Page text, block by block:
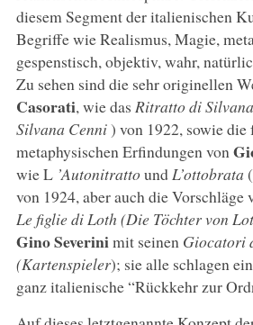
diesem Segment der italienischen
Begriffe wie Realismus, Magie,
gespenstisch, objektiv, wahr,
Zu sehen sind die sehr originellen
Casorati, wie das Ritratto di
Silvana Cenni) von 1922, sowie die
metaphysischen Erfindungen von
wie L ’AutonitrattoundL’ottobrata
von 1924, aber auch die Vorschläge
Le figlie di Loth (Die Töchter von
Gino Severinimit seinen Giocatori
(Kartenspieler); sie alle schlagen
ganz italienische “Rückkehr zur